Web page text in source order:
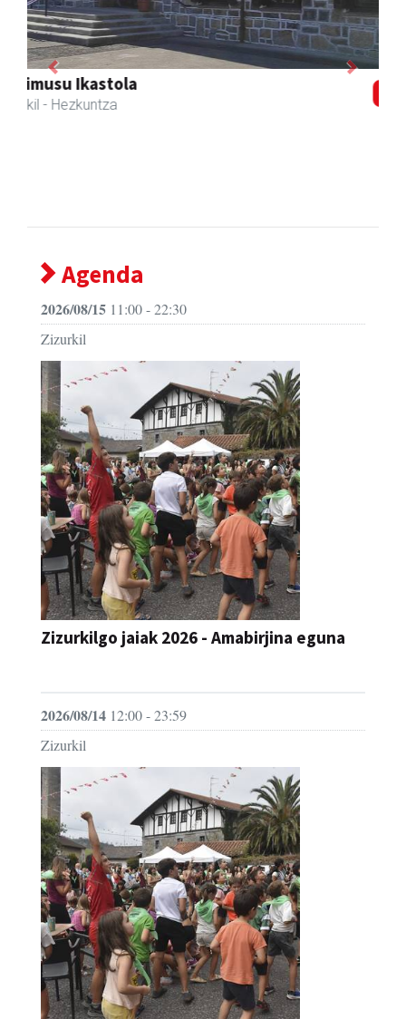
Previous Next
Agenda
2026/08/15 11:00 - 22:30
Zizurkil
Zizurkilgo jaiak 2026 - Amabirjina eguna
2026/08/14 12:00 - 23:59
Zizurkil